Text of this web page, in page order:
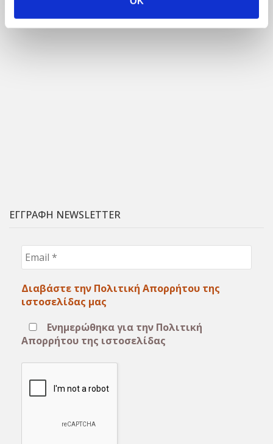
ΕΓΓΡΑΦΗ NEWSLETTER
Διαβάστε την Πολιτική Απορρήτου της
ιστοσελίδας μας
Ενημερώθηκα για την Πολιτική
Απορρήτου της ιστοσελίδας